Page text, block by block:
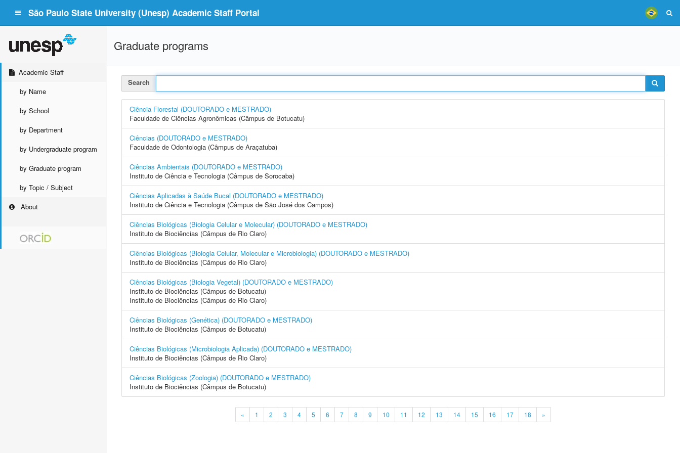
São Paulo State University (Unesp) Academic Staff Portal
Academic Staff
by Name
by School
by Department
by Undergraduate program
by Graduate program
by Topic / Subject
About
Graduate programs
Search
Ciência Florestal (DOUTORADO e MESTRADO)
Faculdade de Ciências Agronômicas (Câmpus de Botucatu)
Ciências (DOUTORADO e MESTRADO)
Faculdade de Odontologia (Câmpus de Araçatuba)
Ciências Ambientais (DOUTORADO e MESTRADO)
Instituto de Ciência e Tecnologia (Câmpus de Sorocaba)
Ciências Aplicadas à Saúde Bucal (DOUTORADO e MESTRADO)
Instituto de Ciência e Tecnologia (Câmpus de São José dos Campos)
Ciências Biológicas (Biologia Celular e Molecular) (DOUTORADO e MESTRADO)
Instituto de Biociências (Câmpus de Rio Claro)
Ciências Biológicas (Biologia Celular, Molecular e Microbiologia) (DOUTORADO e MESTRADO)
Instituto de Biociências (Câmpus de Rio Claro)
Ciências Biológicas (Biologia Vegetal) (DOUTORADO e MESTRADO)
Instituto de Biociências (Câmpus de Botucatu)
Instituto de Biociências (Câmpus de Rio Claro)
Ciências Biológicas (Genética) (DOUTORADO e MESTRADO)
Instituto de Biociências (Câmpus de Botucatu)
Ciências Biológicas (Microbiologia Aplicada) (DOUTORADO e MESTRADO)
Instituto de Biociências (Câmpus de Rio Claro)
Ciências Biológicas (Zoologia) (DOUTORADO e MESTRADO)
Instituto de Biociências (Câmpus de Botucatu)
« 1 2 3 4 5 6 7 8 9 10 11 12 13 14 15 16 17 18 »